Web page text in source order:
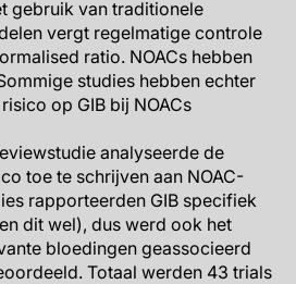
gebruik van traditionele
vergt regelmatige controle
ratio. NOACs hebben
studies hebben echter
op GIB bij NOACs
analyseerde de
toe te schrijven aan NOAC-
rapporteerden GIB specifiek
dit wel), dus werd ook het
bloedingen geassocieerd
Totaal werden 43 trials